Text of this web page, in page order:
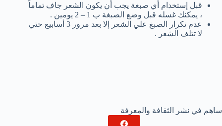
قبل إستخدام أي صبغة يجب أن يكون الشعر جاف تماماً
، يمكنك غسله قبل وضع الصبغة ب 1 – 2 يومين .
عدم تكرار الصبغ علي الشعر إلا بعد مرور 3 أسابيع حتي
لا تتلف الشعر .
ساهم في نشر الثقافة والمعرفة